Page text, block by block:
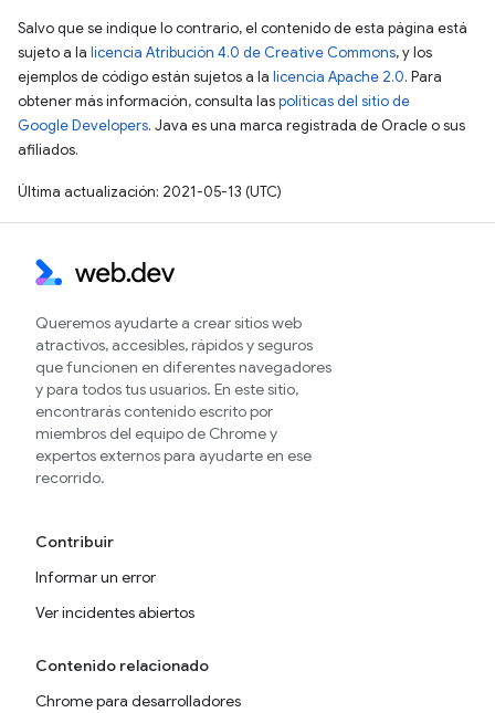
Salvo que se indique lo contrario, el contenido de esta página está
sujeto a la licencia Atribución 4.0 de Creative Commons, y los
ejemplos de código están sujetos a la licencia Apache 2.0. Para
obtener más información, consulta laspolíticas del sitio de
Google Developers. Java es una marca registrada de Oracle o sus
afiliados.
Última actualización: 2021-05-13 (UTC)
Queremos ayudarte a crear sitios web
atractivos, accesibles, rápidos y seguros
que funcionen en diferentes navegadores
y para todos tus usuarios. En este sitio,
encontrarás contenido escrito por
miembros del equipo de Chrome y
expertos externos para ayudarte en ese
recorrido.
Contribuir
Informar un error
Ver incidentes abiertos
Contenido relacionado
Chrome para desarrolladores